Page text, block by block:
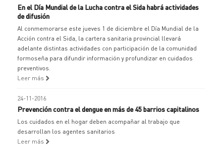
En el Día Mundial de la Lucha contra el Sida habrá actividades
de difusión
Al conmemorarse este jueves 1 de diciembre el Día Mundial de la
Acción contra el Sida, la cartera sanitaria provincial llevará
adelante distintas actividades con participación de la comunidad
formoseña para difundir información y profundizar en cuidados
preventivos.
Leer más
24-11-2016
Prevención contra el dengue en más de 45 barrios capitalinos
Los cuidados en el hogar deben acompañar al trabajo que
desarrollan los agentes sanitarios
Leer más